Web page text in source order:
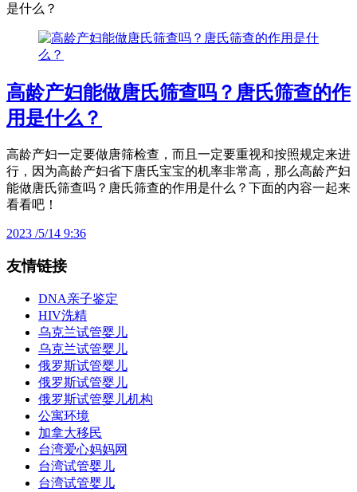
是什么？
高龄产妇能做唐氏筛查吗？唐氏筛查的作
用是什么？
高龄产妇一定要做唐筛检查，而且一定要重视和按照规定来进
行，因为高龄产妇省下唐氏宝宝的机率非常高，那么高龄产妇
能做唐氏筛查吗？唐氏筛查的作用是什么？下面的内容一起来
看看吧！
2023 /5/14 9:36
友情链接
DNA亲子鉴定
HIV洗精
乌克兰试管婴儿
乌克兰试管婴儿
俄罗斯试管婴儿
俄罗斯试管婴儿
俄罗斯试管婴儿机构
公寓环境
加拿大移民
台湾爱心妈妈网
台湾试管婴儿
台湾试管婴儿